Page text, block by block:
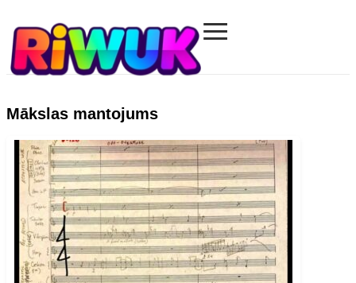
Riwuk.com
≡
Mākslas mantojums